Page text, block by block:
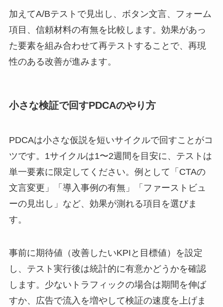
加えてA/Bテストで見出し、ボタン文言、フォーム
項目、信頼材料の有無を比較します。効果があっ
た要素を組み合わせて再テストすることで、再現
性のある改善が進みます。
小さな検証で回すPDCAのやり方
PDCAは小さな仮説を短いサイクルで回すことがコ
ツです。1サイクルは1〜2週間を目安に、テストは
単一要素に限定してください。例として「CTAの
文言変更」「導入事例の有無」「ファーストビュ
ーの見出し」など、効果が測れる項目を選びま
す。
事前に期待値（改善したいKPIと目標値）を設定
し、テスト実行後は統計的に有意かどうかを確認
します。少ないトラフィックの場合は期間を伸ば
すか、広告で流入を増やして検証の速度を上げま